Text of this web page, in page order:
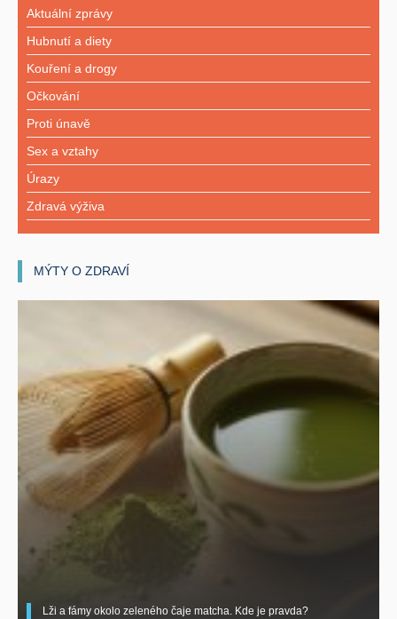
Aktuální zprávy
Hubnutí a diety
Kouření a drogy
Očkování
Proti únavě
Sex a vztahy
Úrazy
Zdravá výživa
MÝTY O ZDRAVÍ
Lži a fámy okolo zeleného čaje matcha. Kde je pravda?